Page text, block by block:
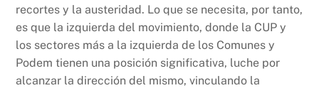
recortes y la austeridad. Lo que se necesita, por tanto,
es que la izquierda del movimiento, donde la CUP y
los sectores más a la izquierda de los Comunes y
Podem tienen una posición significativa, luche por
alcanzar la dirección del mismo, vinculando la